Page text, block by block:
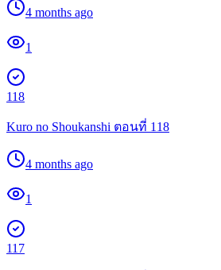
4 months ago
1
118
Kuro no Shoukanshi ตอนที่ 118
4 months ago
1
117